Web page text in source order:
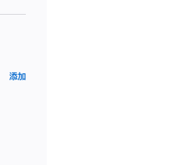
添加